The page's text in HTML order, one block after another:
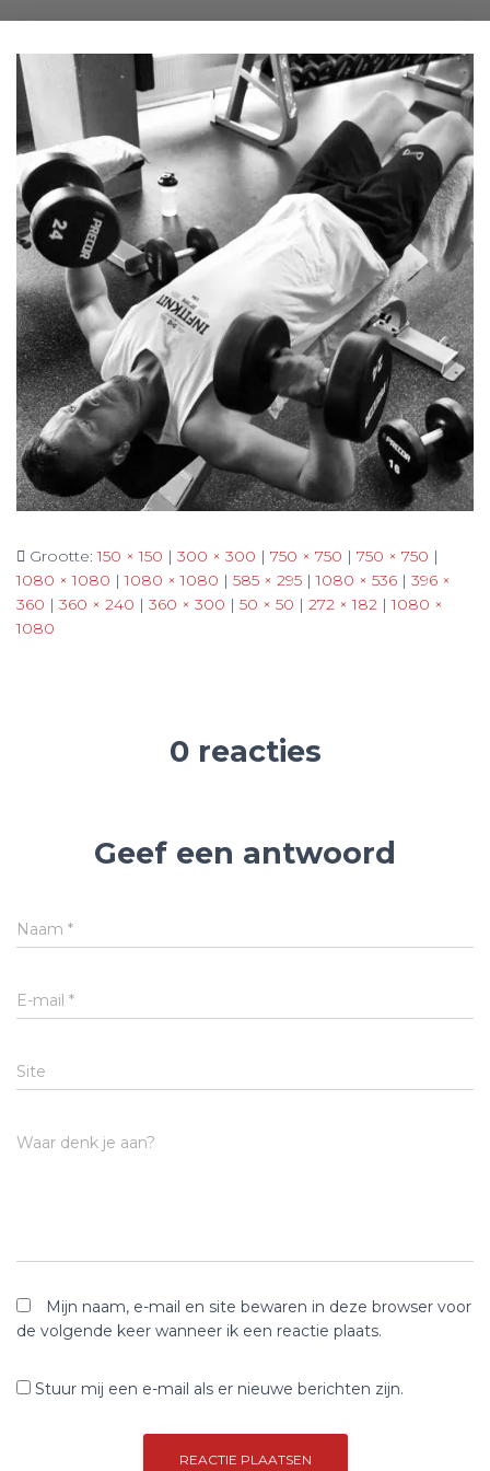
Grootte:150 × 150 | 300 × 300 | 750 × 750 | 750 × 750 |
1080 × 1080 | 1080 × 1080 | 585 × 295 | 1080 × 536 | 396 ×
360 | 360 × 240 | 360 × 300 | 50 × 50 | 272 × 182 | 1080 ×
1080
0 reacties
Geef een antwoord
Naam *
E-mail *
Site
Waar denk je aan?
Mijn naam, e-mail en site bewaren in deze browser voor
de volgende keer wanneer ik een reactie plaats.
Stuur mij een e-mail als er nieuwe berichten zijn.